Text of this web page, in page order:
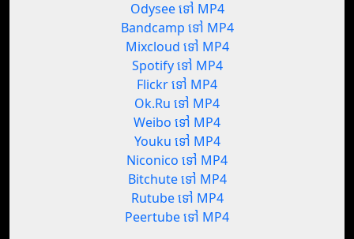
Odysee ទៅ MP4
Bandcamp ទៅ MP4
Mixcloud ទៅ MP4
Spotify ទៅ MP4
Flickr ទៅ MP4
Ok.Ru ទៅ MP4
Weibo ទៅ MP4
Youku ទៅ MP4
Niconico ទៅ MP4
Bitchute ទៅ MP4
Rutube ទៅ MP4
Peertube ទៅ MP4